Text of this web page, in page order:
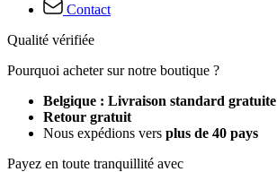
Contact
Qualité vérifiée
Pourquoi acheter sur notre boutique ?
Belgique : Livraison standard gratuite
Retour gratuit
Nous expédions vers plus de 40 pays
Payez en toute tranquillité avec